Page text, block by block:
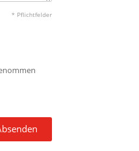
* Pflichtfelder